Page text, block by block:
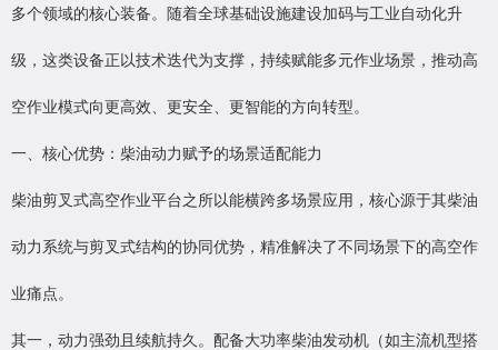
多个领域的核心装备。随着全球基础设施建设加码与工业自动化升
级，这类设备正以技术迭代为支撑，持续赋能多元作业场景，推动高
空作业模式向更高效、更安全、更智能的方向转型。
一、核心优势：柴油动力赋予的场景适配能力
柴油剪叉式高空作业平台之所以能横跨多场景应用，核心源于其柴油
动力系统与剪叉式结构的协同优势，精准解决了不同场景下的高空作
业痛点。
其一，动力强劲且续航持久。配备大功率柴油发动机（如主流机型搭